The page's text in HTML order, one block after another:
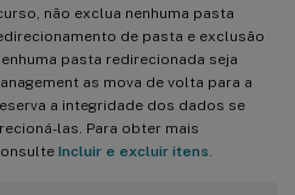
não exclua nenhuma pasta
de pasta e exclusão
pasta redirecionada seja
as mova de volta para a
a integridade dos dados se
las. Para obter mais
Incluir e excluir itens